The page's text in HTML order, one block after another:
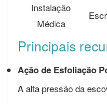
Instalação
Médica
Principais
Ação de Esfoliação
A alta pressão da